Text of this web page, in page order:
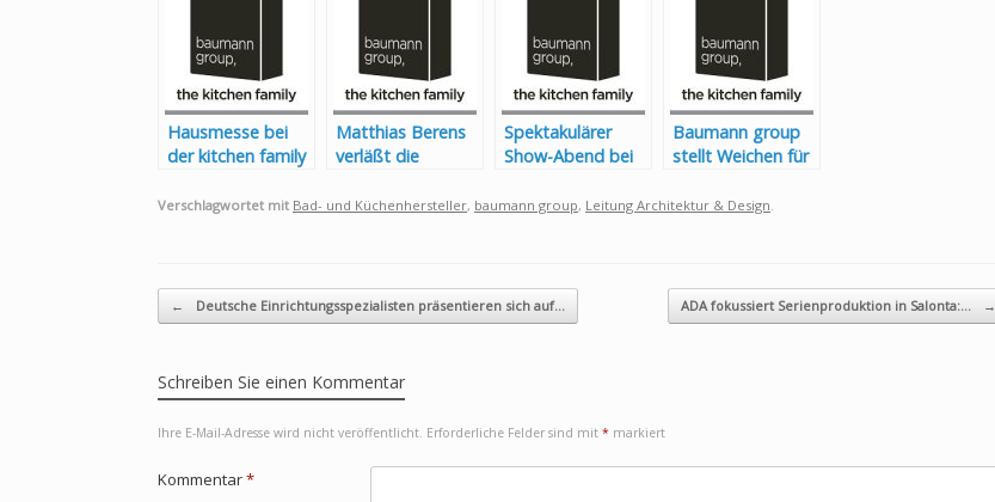
Hausmesse bei
der kitchen family
MEHR
Matthias Berens
verläßt die
Spektakulärer
Show-Abend bei
group
Baumann group
stellt Weichen für
Wechsel in der
Verschlagwortet mit Bad- und Küchenhersteller, baumann group, Leitung Architektur & Design
Beitragsnavigation
← Deutsche Einrichtungsspezialisten präsentieren sich auf… ADA fokussiert Serienproduktion in Salonta:… →
Schreiben Sie einen Kommentar
Ihre E-Mail-Adresse wird nicht veröffentlicht. Erforderliche Felder sind mit * markiert
Kommentar*